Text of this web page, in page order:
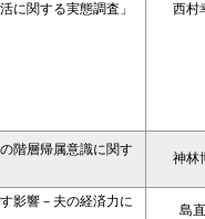
に関する実態調査」
西村
階層帰属意識に関す
神林
影響－夫の経済力に
島